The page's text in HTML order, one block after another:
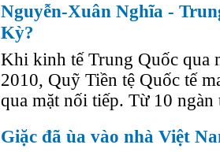
Nguyễn-Xuân Nghĩa -
Kỳ?
Khi kinh tế Trung Quốc qua
2010, Quỹ Tiền tệ Quốc tế
qua mặt nối tiếp. Từ 10
Giặc đã ùa vào nhà Việt